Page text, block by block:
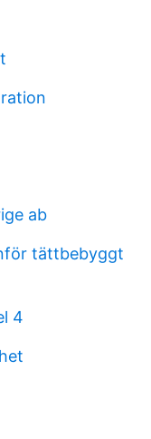
ab
tättbebyggt
4